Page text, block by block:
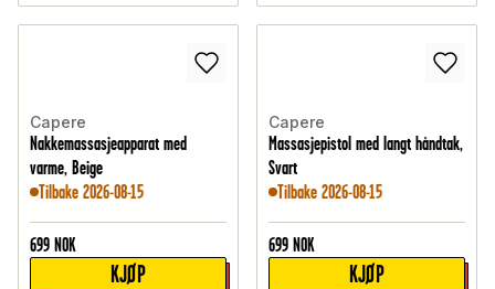
Capere
Nakkemassasjeapparat med
varme, Beige
Tilbake 2026-08-15
699 NOK
KJØP
Capere
Massasjepistol med langt håndtak,
Svart
Tilbake 2026-08-15
699 NOK
KJØP